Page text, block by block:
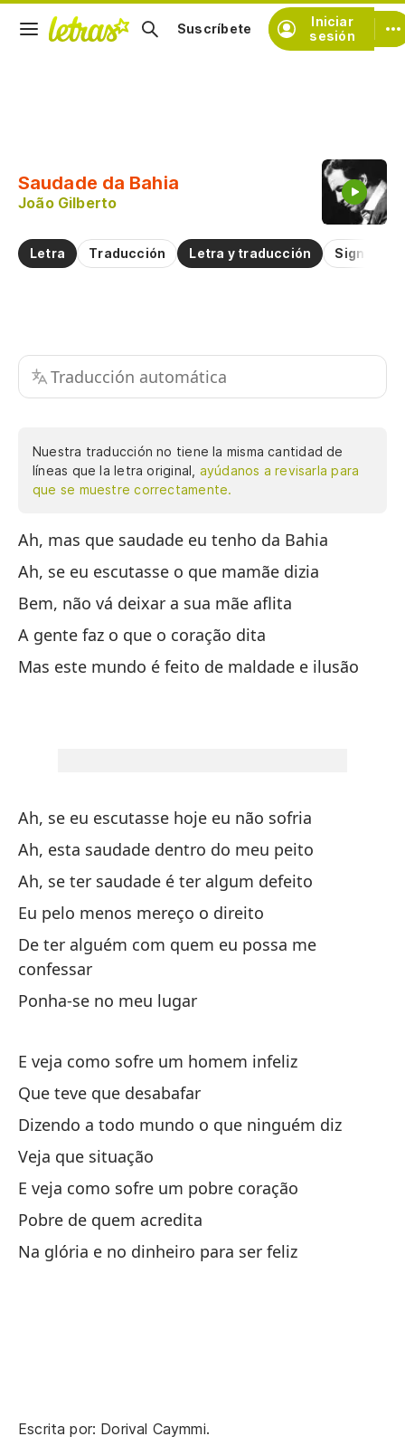
Iniciar
sesión
Suscríbete
Saudade da Bahia
João Gilberto
Letra Traducción Letra y traducción
Traducción automática
Nuestra traducción no tiene la misma cantidad de
líneas que la letra original, ayúdanos a revisarla para
que se muestre correctamente.
Ah, mas que saudade eu tenho da Bahia
Ah, se eu escutasse o que mamãe dizia
Bem, não vá deixar a sua mãe aflita
A gente faz o que o coração dita
Mas este mundo é feito de maldade e ilusão
Ah, se eu escutasse hoje eu não sofria
Ah, esta saudade dentro do meu peito
Ah, se ter saudade é ter algum defeito
Eu pelo menos mereço o direito
De ter alguém com quem eu possa me
confessar
Ponha-se no meu lugar
E veja como sofre um homem infeliz
Que teve que desabafar
Dizendo a todo mundo o que ninguém diz
Veja que situação
E veja como sofre um pobre coração
Pobre de quem acredita
Na glória e no dinheiro para ser feliz
Escrita por: Dorival Caymmi.
Practicar la pronunciación de